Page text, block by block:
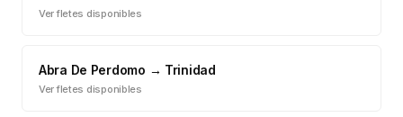
Ver fletes disponibles
Abra De Perdomo → Trinidad
Ver fletes disponibles